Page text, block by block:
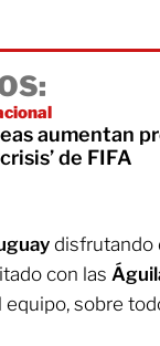
aumentan
de FIFA
disfrutando
con las
sobre